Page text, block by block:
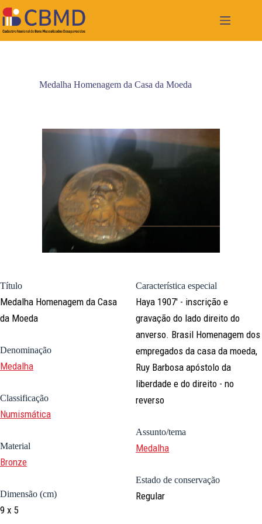
para
o
conteúdo
Medalha Homenagem da Casa da Moeda
Título
Medalha Homenagem da Casa
da Moeda
Denominação
Medalha
Classificação
Numismática
Material
Bronze
Dimensão (cm)
9 x 5
Característica especial
Haya 1907' - inscrição e
gravação do lado direito do
anverso. Brasil Homenagem dos
empregados da casa da moeda,
Ruy Barbosa apóstolo da
liberdade e do direito - no
reverso
Assunto/tema
Medalha
Estado de conservação
Regular